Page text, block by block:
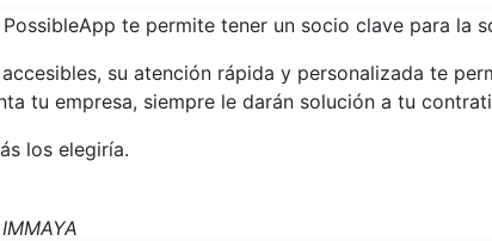
te permite tener un socio clave para la
accesibles, su atención rápida y personalizada te
tu empresa, siempre le darán solución a tu
los elegiría.